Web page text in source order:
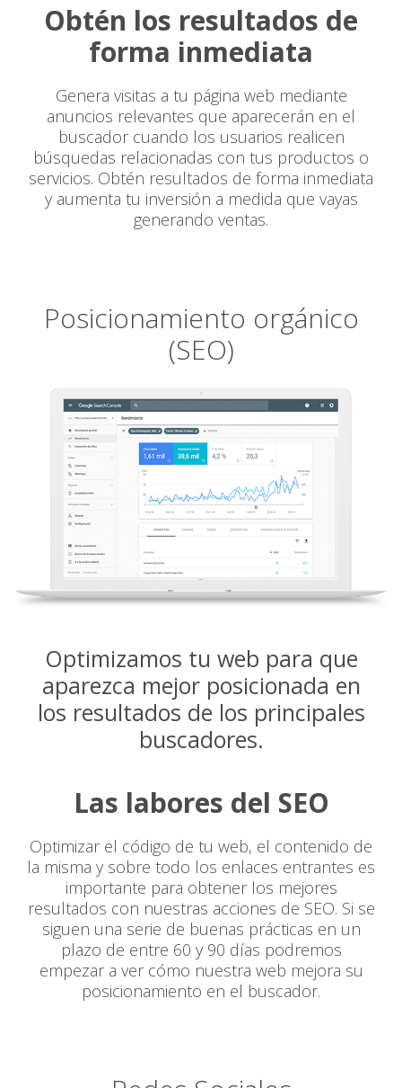
Obtén los resultados de
forma inmediata
Genera visitas a tu página web mediante
anuncios relevantes que aparecerán en el
buscador cuando los usuarios realicen
búsquedas relacionadas con tus productos o
servicios. Obtén resultados de forma inmediata
y aumenta tu inversión a medida que vayas
generando ventas.
Posicionamiento orgánico
(SEO)
Optimizamos tu web para que
aparezca mejor posicionada en
los resultados de los principales
buscadores.
Las labores del SEO
Optimizar el código de tu web, el contenido de
la misma y sobre todo los enlaces entrantes es
importante para obtener los mejores
resultados con nuestras acciones de SEO. Si se
siguen una serie de buenas prácticas en un
plazo de entre 60 y 90 días podremos
empezar a ver cómo nuestra web mejora su
posicionamiento en el buscador.